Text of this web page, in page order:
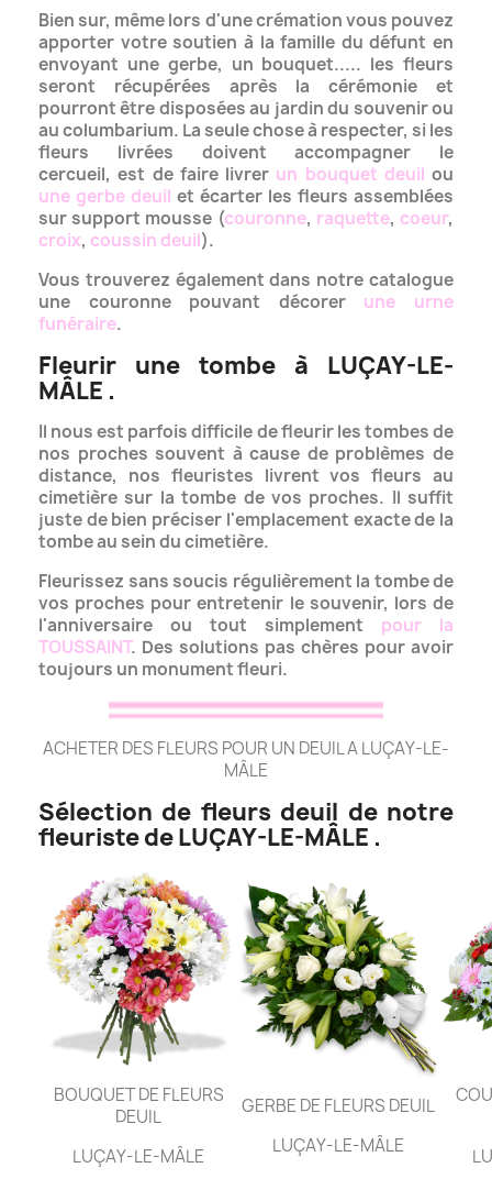
Bien sur, même lors d'une crémation vous pouvez
apporter votre soutien à la famille du défunt en
envoyant une gerbe, un bouquet..... les fleurs
seront récupérées après la cérémonie et
pourront être disposées au jardin du souvenir ou
au columbarium. La seule chose à respecter, si les
fleurs livrées doivent accompagner le
cercueil, est de faire livrer un bouquet deuil ou
une gerbe deuil et écarter les fleurs assemblées
sur support mousse (couronne, raquette, coeur,
croix, coussin deuil).
Vous trouverez également dans notre catalogue
une couronne pouvant décorer une urne
funéraire.
Fleurir une tombe à LUÇAY-LE-
MÂLE .
Il nous est parfois difficile de fleurir les tombes de
nos proches souvent à cause de problèmes de
distance, nos fleuristes livrent vos fleurs au
cimetière sur la tombe de vos proches. Il suffit
juste de bien préciser l'emplacement exacte de la
tombe au sein du cimetière.
Fleurissez sans soucis régulièrement la tombe de
vos proches pour entretenir le souvenir, lors de
l'anniversaire ou tout simplement pour la
TOUSSAINT. Des solutions pas chères pour avoir
toujours un monument fleuri.
ACHETER DES FLEURS POUR UN DEUIL A LUÇAY-LE-
MÂLE
Sélection de fleurs deuil de notre
fleuriste de LUÇAY-LE-MÂLE .
BOUQUET DE FLEURS
DEUIL
LUÇAY-LE-MÂLE
GERBE DE FLEURS DEUIL
LUÇAY-LE-MÂLE